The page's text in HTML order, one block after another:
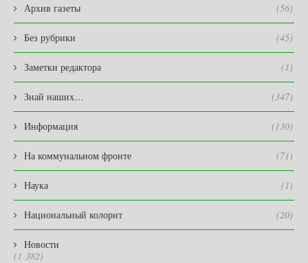
Архив газеты (56)
Без рубрики (45)
Заметки редактора (1)
Знай наших… (347)
Информация (130)
На коммунальном фронте (71)
Наука (1)
Национальный колорит (20)
Новости
(1 382)